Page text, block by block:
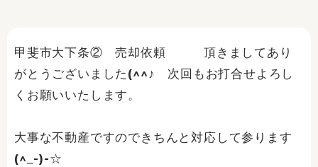
甲斐市大下条② 売却依頼 頂きましてあり
がとうございました(^^♪ 次回もお打合せよろし
くお願いいたします。
大事な不動産ですのできちんと対応して参ります
(^_-)-☆